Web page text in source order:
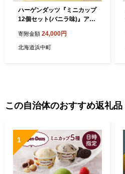
ハーゲンダッツ『ミニカップ
12個セット(バニラ味)』アイ
デザート_H0016-116
寄附金額 24,000円
北海道浜中町
この自治体のおすすめ返礼品
1